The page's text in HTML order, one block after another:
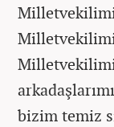
bizim temiz